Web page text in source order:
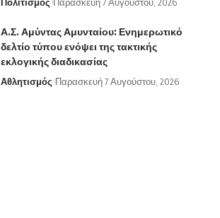
Πολιτισμός Παρασκευή 7 Αυγούστου, 2026
Α.Σ. Αμύντας Αμυνταίου: Ενημερωτικό
δελτίο τύπου ενόψει της τακτικής
εκλογικής διαδικασίας
Αθλητισμός Παρασκευή 7 Αυγούστου, 2026